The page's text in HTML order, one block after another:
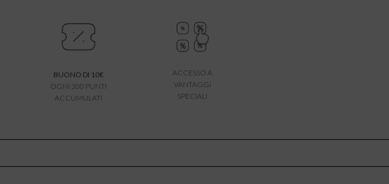
BUONO DI 10€
OGNI 300 PUNTI
ACCUMULATI
ACCESSO A
VANTAGGI
SPECIALI